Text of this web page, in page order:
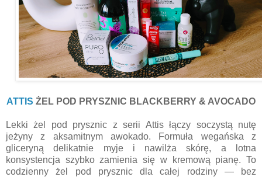
ATTIS ŻEL POD PRYSZNIC BLACKBERRY & AVOCADO
Lekki żel pod prysznic z serii Attis łączy soczystą nutę
jeżyny z aksamitnym awokado. Formuła wegańska z
gliceryną delikatnie myje i nawilża skórę, a lotna
konsystencja szybko zamienia się w kremową pianę. To
codzienny żel pod prysznic dla całej rodziny — bez